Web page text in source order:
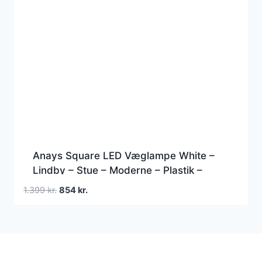
Anays Square LED Væglampe White –
Lindby – Stue – Moderne – Plastik –
Kantet
1.399kr. Den
854 kr.Den